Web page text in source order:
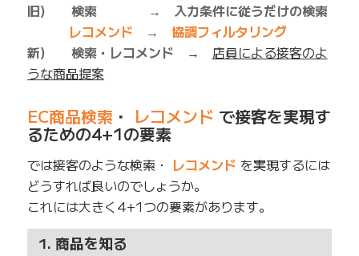
旧) 検索 → 入力条件に従うだけの検索
レコメンド → 協調フィルタリング
新) 検索・レコメンド → 店員による接客のよ
うな商品提案
EC商品検索・ レコメンド で接客を実現す
るための4+1の要素
では接客のような検索・ レコメンド を実現するには
どうすれば良いのでしょうか。
これには大きく4+1つの要素があります。
1. 商品を知る